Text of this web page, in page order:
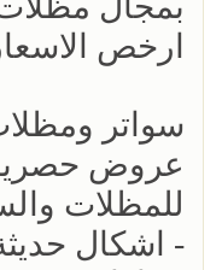
ارخص
سواتر
عروض
- اشكال